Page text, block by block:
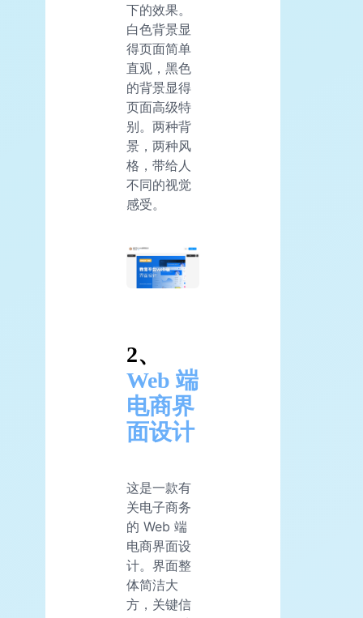
下的效果。
白色背景显
得页面简单
直观，黑色
的背景显得
页面高级特
别。两种背
景，两种风
格，带给人
不同的视觉
感受。
2、
Web 端
电商界
面设计
这是一款有
关电子商务
的 Web 端
电商界面设
计。界面整
体简洁大
方，关键信